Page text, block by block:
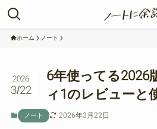
ホーム ノート
6年使ってる2026
ィ1のレビューと
2026
3/22
ノート 2026年3月22日